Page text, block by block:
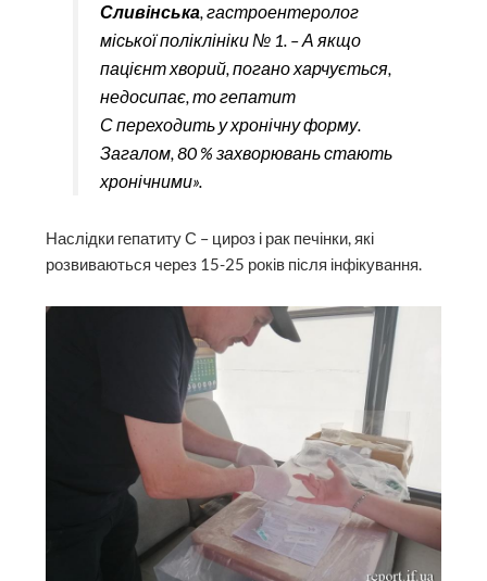
Сливінська, гастроентеролог
міської поліклініки № 1. – А якщо
пацієнт хворий, погано харчується,
недосипає, то гепатит
С переходить у хронічну форму.
Загалом, 80 % захворювань стають
хронічними».
Наслідки гепатиту С – цироз і рак печінки, які
розвиваються через 15-25 років після інфікування.